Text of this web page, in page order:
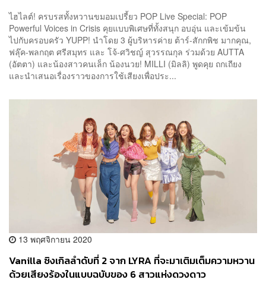
ไฮไลต์! ครบรสทั้งหวานขมอมเปรี้ยว POP Live Special: POP
Powerful Voices in Crisis คุยแบบพิเศษที่ทั้งสนุก อบอุ่น และเข้มข้น
ไปกับครอบครัว YUPP! นำโดย 3 ผู้บริหารค่าย ต้าร์-สักกพิช มากคุณ,
ฟลุ๊ค-พลกฤต ศรีสมุทร และ โจ้-ศวิชญ์ สุวรรณกุล ร่วมด้วย AUTTA
(อัตตา) และน้องสาวคนเล็ก น้องนวย! MILLI (มิลลิ) พูดคุย ถกเถียง
และนำเสนอเรื่องราวของการใช้เสียงเพื่อประ...
13 พฤศจิกายน 2020
Vanilla ซิงเกิลลำดับที่ 2 จาก LYRA ที่จะมาเติมเต็มความหวาน
ด้วยเสียงร้องในแบบฉบับของ 6 สาวแห่งดวงดาว